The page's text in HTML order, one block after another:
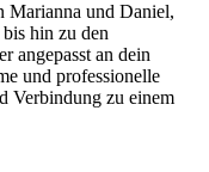
Marianna und Daniel,
hin zu den
angepasst an dein
und professionelle
Verbindung zu einem